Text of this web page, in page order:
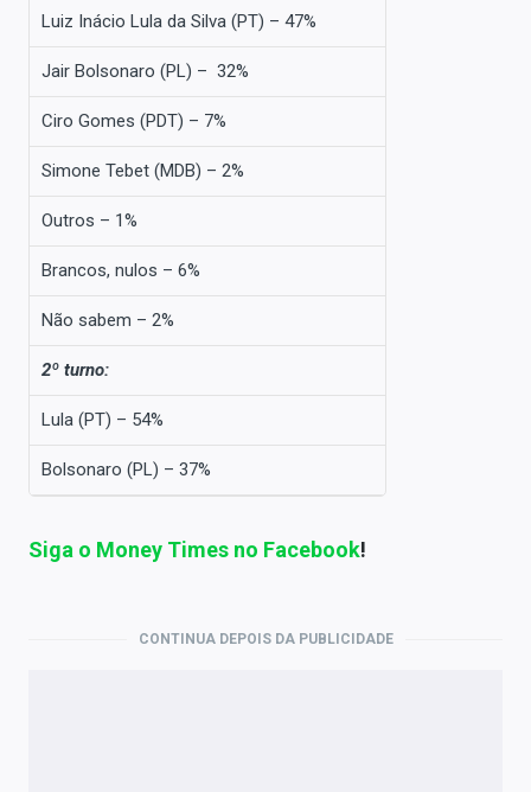
Luiz Inácio Lula da Silva (PT) – 47%
Jair Bolsonaro (PL) – 32%
Ciro Gomes (PDT) – 7%
Simone Tebet (MDB) – 2%
Outros – 1%
Brancos, nulos – 6%
Não sabem – 2%
2º turno:
Lula (PT) – 54%
Bolsonaro (PL) – 37%
Siga o Money Times no Facebook!
CONTINUA DEPOIS DA PUBLICIDADE